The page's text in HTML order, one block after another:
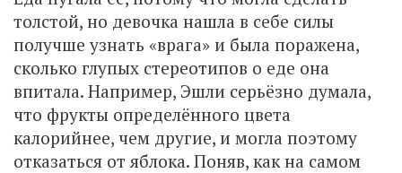
толстой, но девочка нашла в себе силы
получше узнать «врага» и была поражена,
сколько глупых стереотипов о еде она
впитала. Например, Эшли серьёзно думала,
что фрукты определённого цвета
калорийнее, чем другие, и могла поэтому
отказаться от яблока. Поняв, как на самом